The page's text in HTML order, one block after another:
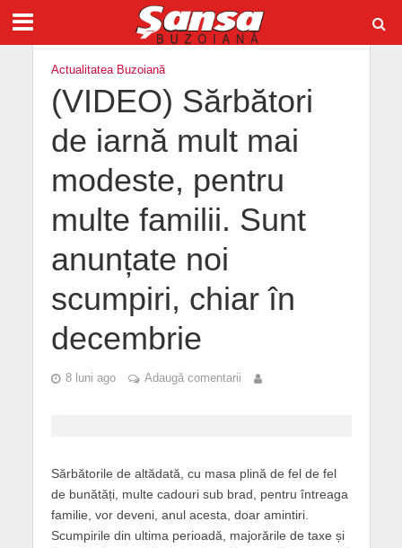
Actualitatea Buzoiană
(VIDEO) Sărbători
de iarnă mult mai
modeste, pentru
multe familii. Sunt
anunțate noi
scumpiri, chiar în
decembrie
8 luni ago Adaugă comentarii
Sărbătorile de altădată, cu masa plină de fel de fel
de bunătăți, multe cadouri sub brad, pentru întreaga
familie, vor deveni, anul acesta, doar amintiri.
Scumpirile din ultima perioadă, majorările de taxe și